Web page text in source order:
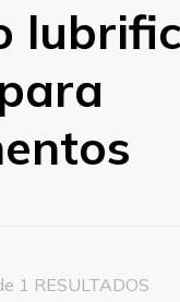
1 RESULTADOS